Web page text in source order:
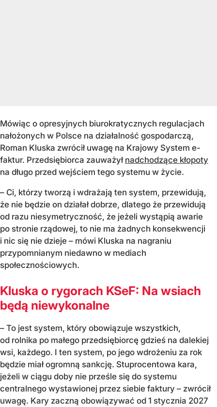
Mówiąc o opresyjnych biurokratycznych regulacjach
nałożonych w Polsce na działalność gospodarczą,
Roman Kluska zwrócił uwagę na Krajowy System e-
faktur. Przedsiębiorca zauważył nadchodzące kłopoty
na długo przed wejściem tego systemu w życie.
– Ci, którzy tworzą i wdrażają ten system, przewidują,
że nie będzie on działał dobrze, dlatego że przewidują
od razu niesymetryczność, że jeżeli wystąpią awarie
po stronie rządowej, to nie ma żadnych konsekwencji
i nic się nie dzieje – mówi Kluska na nagraniu
przypomnianym niedawno w mediach
społecznościowych.
Kluska o rygorach KSeF: Na wsiach
będą niewykonalne
– To jest system, który obowiązuje wszystkich,
od rolnika po małego przedsiębiorcę gdzieś na dalekiej
wsi, każdego. I ten system, po jego wdrożeniu za rok
będzie miał ogromną sankcję. Stuprocentowa kara,
jeżeli w ciągu doby nie prześle się do systemu
centralnego wystawionej przez siebie faktury – zwrócił
uwagę. Kary zaczną obowiązywać od 1 stycznia 2027